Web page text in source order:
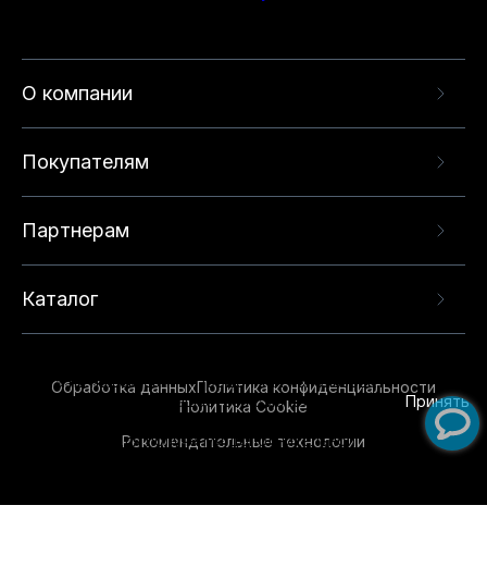
О компании
Покупателям
Партнерам
Каталог
Обработка данныхПолитика конфиденциальности
Политика Cookie
Рекомендательные технологии
опыта на нашем сайте. Продолжая использовать
данный сайт, вы соглашаетесь с использованием
технологий. Для получения дополнительной
Принять